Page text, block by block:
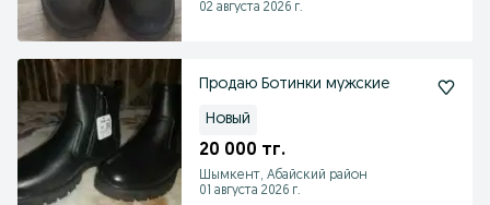
02 августа 2026 г.
Продаю Ботинки мужские
Новый
20 000 тг.
Шымкент, Абайский район
01 августа 2026 г.